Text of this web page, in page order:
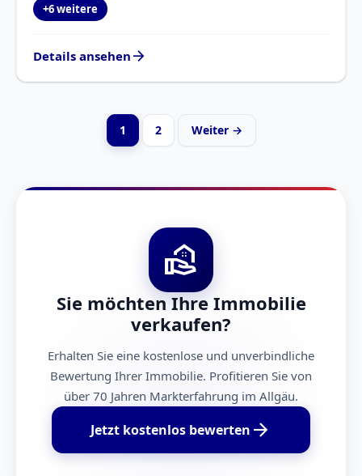
+6 weitere
Details ansehen arrow_forward
1 2 Weiter →
real_estate_agent
Sie möchten Ihre Immobilie
verkaufen?
Erhalten Sie eine kostenlose und unverbindliche
Bewertung Ihrer Immobilie. Profitieren Sie von
über 70 Jahren Markterfahrung im Allgäu.
Jetzt kostenlos bewerten arrow_forward